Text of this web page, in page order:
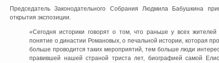
Председатель Законодательного Собрания Людмила Бабушкина
открытия экспозиции.
«Сегодня историки говорят о том, что раньше у всех
понятие о династии Романовых, о печальной истории, которая
больше проводится таких мероприятий, тем больше люди
правившей нашей страной триста лет, биографией самой